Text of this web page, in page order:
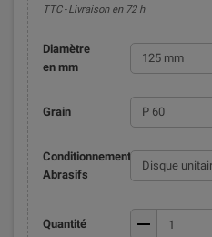
TTC Livraison en 72 h
Diamètre
en mm
Grain
Conditionnement
Abrasifs
Quantité remove